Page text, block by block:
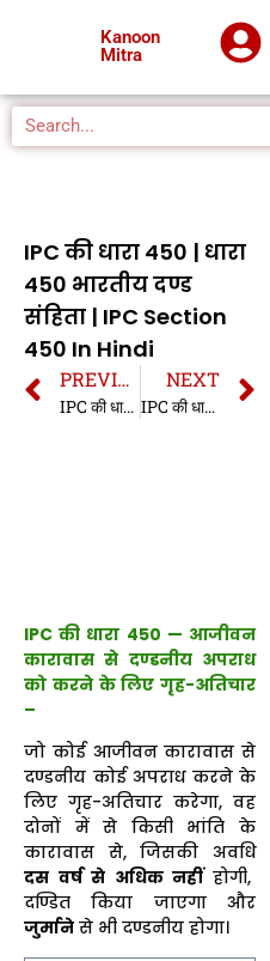
Kanoon
Mitra
IPC की धारा 450 | धारा
450 भारतीय दण्ड
संहिता | IPC Section
450 In Hindi
PREVIOUS
IPC की धारा 449 | धारा 449 भारतीय दण्ड संहिता | IPC Section 449 In Hindi
NEXT
IPC की धारा 451 | धारा 451 भारतीय दण्ड संहिता | IPC Section 451 In Hindi
IPC की धारा 450 — आजीवन
कारावास से दण्डनीय अपराध
को करने के लिए गृह-अतिचार
–
जो कोई आजीवन कारावास से
दण्डनीय कोई अपराध करने के
लिए गृह-अतिचार करेगा, वह
दोनों में से किसी भांति के
कारावास से, जिसकी अवधि
दस वर्ष से अधिक नहीं होगी,
दण्डित किया जाएगा और
जुर्माने से भी दण्डनीय होगा।